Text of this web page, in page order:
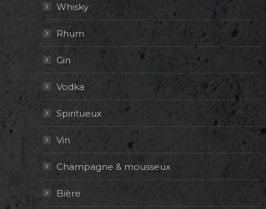
Whisky
Rhum
Gin
Vodka
Spiritueux
Vin
Champagne & mousseux
Bière